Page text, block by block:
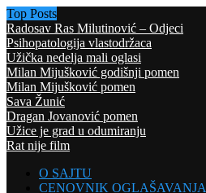
Top Posts
Radosav Ras Milutinović – Odjeci
Psihopatologija vlastodržaca
Užička nedelja mali oglasi
Milan Mijušković godišnji pomen
Milan Mijušković pomen
Sava Žunić
Dragan Jovanović pomen
Užice je grad u odumiranju
Rat nije film
O SAJTU
CENOVNIK OGLAŠAVANJA